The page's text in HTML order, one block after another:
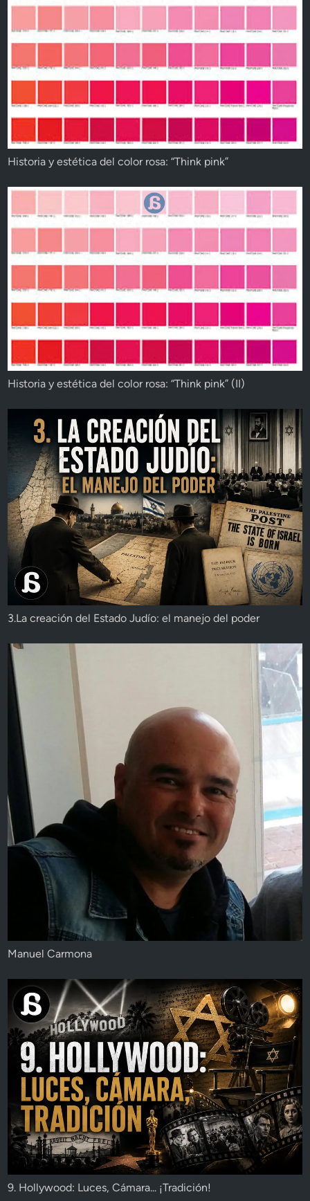
Historia y estética del color rosa: “Think pink”
Historia y estética del color rosa: “Think pink” (II)
3.La creación del Estado Judío: el manejo del poder
Manuel Carmona
9. Hollywood: Luces, Cámara... ¡Tradición!